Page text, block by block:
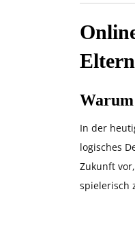
In der
logisches
Zukunft
spielerisch